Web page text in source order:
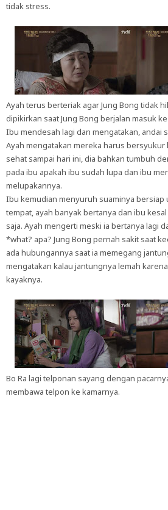
tidak stress.
Ayah terus berteriak agar Jung Bong tidak
dipikirkan saat Jung Bong berjalan masuk
Ibu mendesah lagi dan mengatakan, andai
Ayah mengatakan mereka harus bersyukur
sehat sampai hari ini, dia bahkan tumbuh
pada ibu apakah ibu sudah lupa dan ibu
melupakannya.
Ibu kemudian menyuruh suaminya bersiap
tempat, ayah banyak bertanya dan ibu
saja. Ayah mengerti meski ia bertanya lagi
*what? apa? Jung Bong pernah sakit saat
ada hubungannya saat ia memegang
mengatakan kalau jantungnya lemah
kayaknya.
Bo Ra lagi telponan sayang dengan
membawa telpon ke kamarnya.